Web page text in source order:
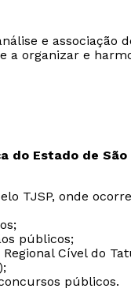
e associação
a organizar e
do Estado de São
TJSP, onde
públicos;
Cível do
públicos.